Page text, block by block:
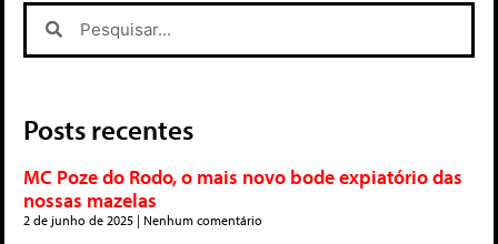
Posts recentes
MC Poze do Rodo, o mais novo bode expiatório das
nossas mazelas
2 de junho de 2025 Nenhum comentário